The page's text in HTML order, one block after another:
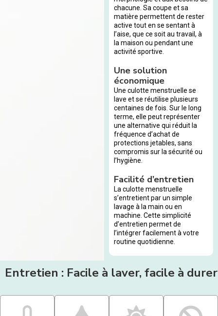
chacune. Sa coupe et sa
matière permettent de rester
active tout en se sentant à
l’aise, que ce soit au travail, à
la maison ou pendant une
activité sportive.
Une solution
économique
Une culotte menstruelle se
lave et se réutilise plusieurs
centaines de fois. Sur le long
terme, elle peut représenter
une alternative qui réduit la
fréquence d’achat de
protections jetables, sans
compromis sur la sécurité ou
l’hygiène.
Facilité d’entretien
La culotte menstruelle
s’entretient par un simple
lavage à la main ou en
machine. Cette simplicité
d’entretien permet de
l’intégrer facilement à votre
routine quotidienne.
Entretien : Facile à laver, facile à durer